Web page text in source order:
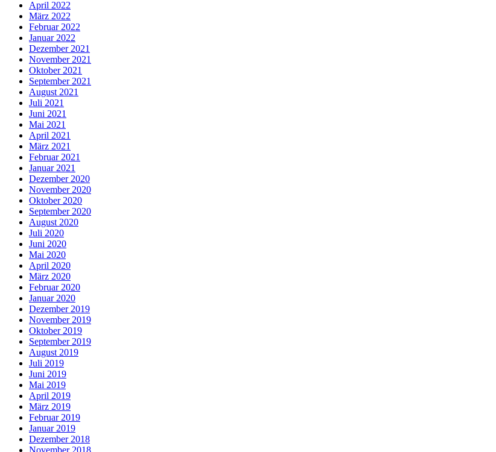
April 2022
März 2022
Februar 2022
Januar 2022
Dezember 2021
November 2021
Oktober 2021
September 2021
August 2021
Juli 2021
Juni 2021
Mai 2021
April 2021
März 2021
Februar 2021
Januar 2021
Dezember 2020
November 2020
Oktober 2020
September 2020
August 2020
Juli 2020
Juni 2020
Mai 2020
April 2020
März 2020
Februar 2020
Januar 2020
Dezember 2019
November 2019
Oktober 2019
September 2019
August 2019
Juli 2019
Juni 2019
Mai 2019
April 2019
März 2019
Februar 2019
Januar 2019
Dezember 2018
November 2018